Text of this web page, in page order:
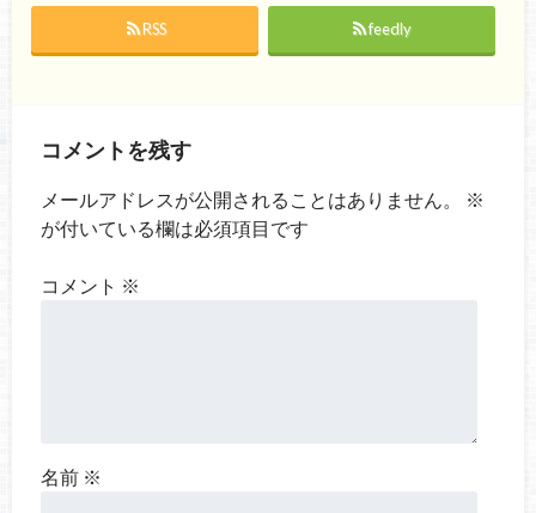
RSS feedly
コメントを残す
メールアドレスが公開されることはありません。
※
が付いている欄は必須項目です
コメント ※
名前 ※